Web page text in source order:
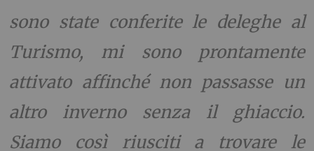
sono state conferite le deleghe al
Turismo, mi sono prontamente
attivato affinché non passasse un
altro inverno senza il ghiaccio.
Siamo così riusciti a trovare le